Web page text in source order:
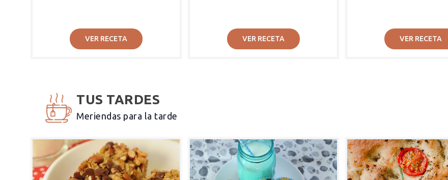
VER RECETA VER RECETA VER RECETA
TUS TARDES
Meriendas para la tarde